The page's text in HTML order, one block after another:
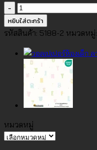
จำนวน
วอลเปเปอร์
ห้อง
ลาย
ตัว
หนังสือ
Witty
No.5188-
ชิ้น
หยิบใส่ตะกร้า
รหัสสินค้า: 5188-2 หมวดหมู่:
หมวดหมู่
หมวด